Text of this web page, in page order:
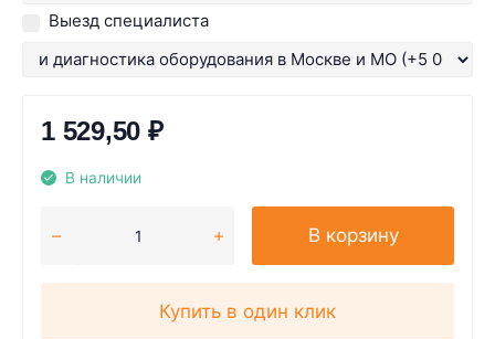
Выезд специалиста
1 529,50 ₽
В наличии
В корзину
Купить в один клик